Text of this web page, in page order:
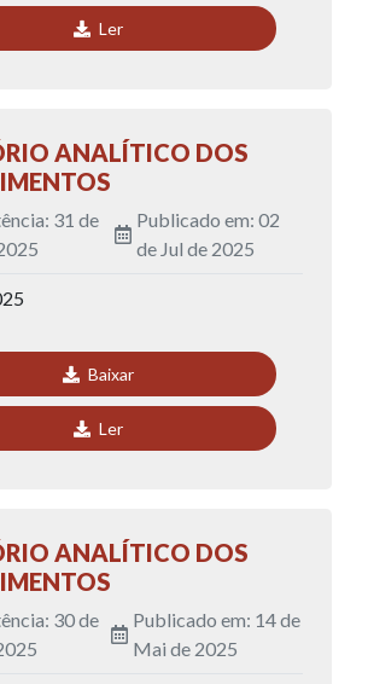
Ler
ANALÍTICO DOS
31 de
Publicado em: 02
de Jul de 2025
Baixar
Ler
ANALÍTICO DOS
30 de
Publicado em: 14 de
Mai de 2025